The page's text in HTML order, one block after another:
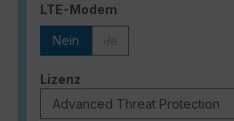
LTE-Modem
Nein
Lizenz